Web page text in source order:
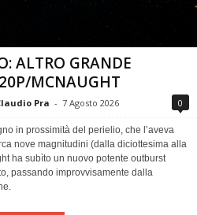
ALTRO GRANDE
MCNAUGHT
Pra - 7 Agosto 2026 0
in prossimità del perielio, che l’aveva
nove magnitudini (dalla diciottesima alla
ha subìto un nuovo potente outburst
passando improvvisamente dalla